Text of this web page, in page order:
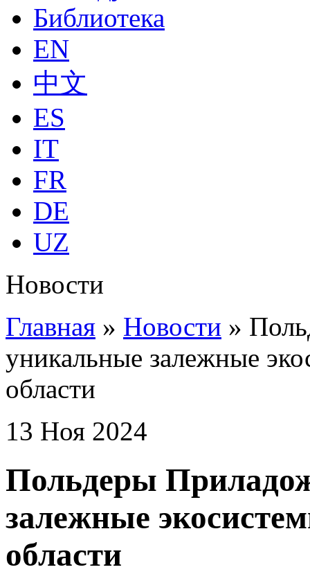
Библиотека
EN
中文
ES
IT
FR
DE
UZ
Новости
Главная » Новости »
уникальные залежные
области
13 Ноя 2024
Польдеры
залежные
области